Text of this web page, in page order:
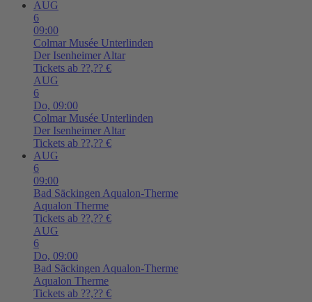
AUG
6
09:00
Colmar Musée Unterlinden
Der Isenheimer Altar
Tickets ab ??,?? €
AUG
6
Do, 09:00
Colmar Musée Unterlinden
Der Isenheimer Altar
Tickets ab ??,?? €
AUG
6
09:00
Bad Säckingen Aqualon-Therme
Aqualon Therme
Tickets ab ??,?? €
AUG
6
Do, 09:00
Bad Säckingen Aqualon-Therme
Aqualon Therme
Tickets ab ??,?? €